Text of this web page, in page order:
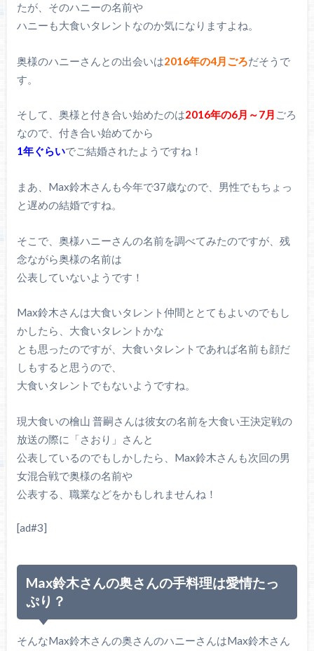
たが、そのハニーの名前や
ハニーも大食いタレントなのか気になりますよね。
奥様のハニーさんとの出会いは2016年の4月ごろだそうで
す。
そして、奥様と付き合い始めたのは2016年の6月～7月 ごろ
なので、付き合い始めてから
1年ぐらいでご結婚されたようですね！
まあ、Max鈴木さんも今年で37歳なので、男性でもちょっ
と遅めの結婚ですね。
そこで、奥様ハニーさんの名前を調べてみたのですが、残
念ながら奥様の名前は
公表していないようです！
Max鈴木さんは大食いタレント仲間ととてもよいのでもし
かしたら、大食いタレントかな
とも思ったのですが、大食いタレントであれば名前も顔だ
しもすると思うので、
大食いタレントでもないようですね。
現大食いの檜山 普嗣さんは彼女の名前を大食い王決定戦の
放送の際に「さおり」さんと
公表しているのでもしかしたら、Max鈴木さんも次回の男
女混合戦で奥様の名前や
公表する、職業などをかもしれませんね！
[ad#3]
Max鈴木さんの奥さんの手料理は愛情たっ
ぷり？
そんなMax鈴木さんの奥さんのハニーさんはMax鈴木さん